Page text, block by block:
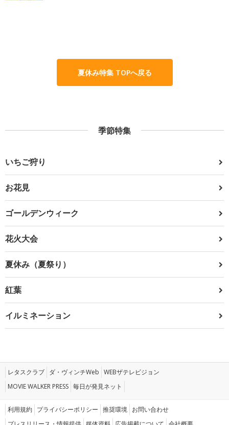
夏休み特集 TOPへ戻る
季節特集
いちご狩り
お花見
ゴールデンウィーク
花火大会
夏休み（夏祭り）
紅葉
イルミネーション
レタスクラブ ダ・ヴィンチWeb WEBザテレビジョン
MOVIE WALKER PRESS 毎日が発見ネット
利用規約 プライバシーポリシー 推奨環境 お問い合わせ